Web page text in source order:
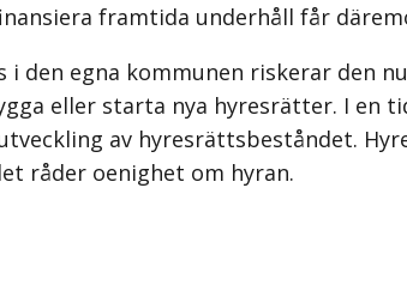
framtida underhåll får
den egna kommunen riskerar den
eller starta nya hyresrätter. I
av hyresrättsbeståndet.
råder oenighet om hyran.